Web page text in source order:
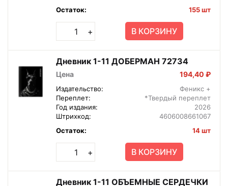
Остаток:
155 шт
+ В КОРЗИНУ
Дневник 1-11 ДОБЕРМАН 72734
Цена 194,40 ₽
Издательство:
Феникс +
Переплет:
*Твердый переплет
Год издания:
2026
Штрихкод:
4606008661067
Остаток:
14 шт
+ В КОРЗИНУ
Дневник 1-11 ОБЪЕМНЫЕ СЕРДЕЧКИ